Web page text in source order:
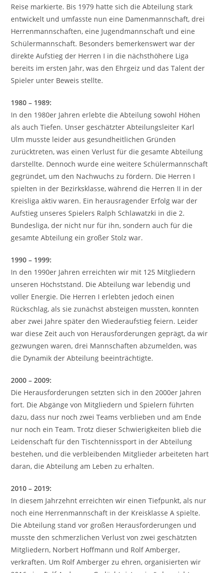
Reise markierte. Bis 1979 hatte sich die Abteilung stark
entwickelt und umfasste nun eine Damenmannschaft, drei
Herrenmannschaften, eine Jugendmannschaft und eine
Schülermannschaft. Besonders bemerkenswert war der
direkte Aufstieg der Herren I in die nächsthöhere Liga
bereits im ersten Jahr, was den Ehrgeiz und das Talent der
Spieler unter Beweis stellte.
1980 – 1989:
In den 1980er Jahren erlebte die Abteilung sowohl Höhen
als auch Tiefen. Unser geschätzter Abteilungsleiter Karl
Ulm musste leider aus gesundheitlichen Gründen
zurücktreten, was einen Verlust für die gesamte Abteilung
darstellte. Dennoch wurde eine weitere Schülermannschaft
gegründet, um den Nachwuchs zu fördern. Die Herren I
spielten in der Bezirksklasse, während die Herren II in der
Kreisliga aktiv waren. Ein herausragender Erfolg war der
Aufstieg unseres Spielers Ralph Schlawatzki in die 2.
Bundesliga, der nicht nur für ihn, sondern auch für die
gesamte Abteilung ein großer Stolz war.
1990 – 1999:
In den 1990er Jahren erreichten wir mit 125 Mitgliedern
unseren Höchststand. Die Abteilung war lebendig und
voller Energie. Die Herren I erlebten jedoch einen
Rückschlag, als sie zunächst absteigen mussten, konnten
aber zwei Jahre später den Wiederaufstieg feiern. Leider
war diese Zeit auch von Herausforderungen geprägt, da wir
gezwungen waren, drei Mannschaften abzumelden, was
die Dynamik der Abteilung beeinträchtigte.
2000 – 2009:
Die Herausforderungen setzten sich in den 2000er Jahren
fort. Die Abgänge von Mitgliedern und Spielern führten
dazu, dass nur noch zwei Teams verblieben und am Ende
nur noch ein Team. Trotz dieser Schwierigkeiten blieb die
Leidenschaft für den Tischtennissport in der Abteilung
bestehen, und die verbleibenden Mitglieder arbeiteten hart
daran, die Abteilung am Leben zu erhalten.
2010 – 2019:
In diesem Jahrzehnt erreichten wir einen Tiefpunkt, als nur
noch eine Herrenmannschaft in der Kreisklasse A spielte.
Die Abteilung stand vor großen Herausforderungen und
musste den schmerzlichen Verlust von zwei geschätzten
Mitgliedern, Norbert Hoffmann und Rolf Amberger,
verkraften. Um Rolf Amberger zu ehren, organisierten wir